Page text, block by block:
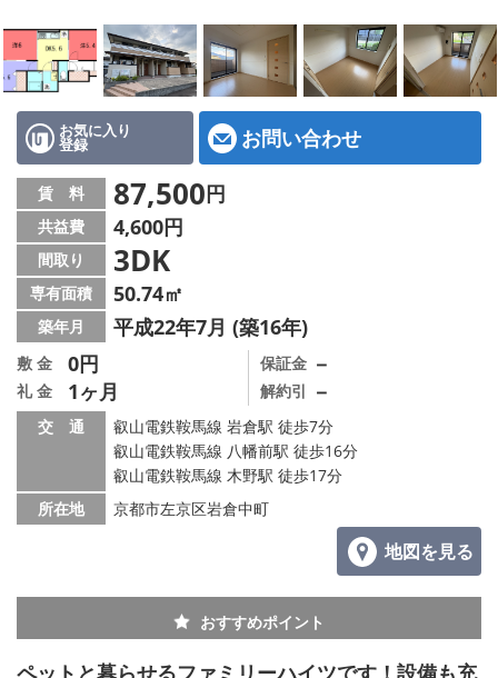
ハウスメーカー施工特集！
路線·駅から探す
IT重説について
スタッフ紹介
賃貸管理の北白川店
店舗情報·アクセス
会社概要
メールでお問い合わせ
お気に入り
登録 お問い合わせ
賃 料 87,500円
共益費 4,600円
間取り 3DK
専有面積 50.74㎡
築年月 平成22年7月 (築16年)
敷 金 0円
礼 金 1ヶ月
保証金 －
解約引 －
交 通
叡山電鉄鞍馬線 岩倉駅 徒歩7分
叡山電鉄鞍馬線 八幡前駅 徒歩16分
叡山電鉄鞍馬線 木野駅 徒歩17分
所在地
京都市左京区岩倉中町
地図を見る
おすすめポイント
ペットと暮らせるファミリーハイツです！設備も充